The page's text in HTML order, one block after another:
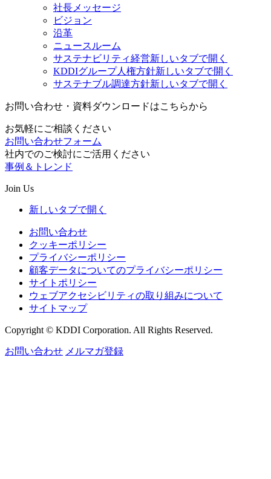
社長メッセージ
ビジョン
沿革
ニュースルーム
サステナビリティ経営新しいタブで開く
KDDIグループ人権方針新しいタブで開く
サステナブル調達方針新しいタブで開く
お問い合わせ・資料ダウンロードはこちらから
お気軽にご相談ください
お問い合わせフォーム
社内でのご検討にご活用ください
事例＆トレンド
Join Us
新しいタブで開く
お問い合わせ
クッキーポリシー
プライバシーポリシー
顧客データについてのプライバシーポリシー
サイトポリシー
ウェブアクセシビリティの取り組みについて
サイトマップ
Copyright © KDDI Corporation. All Rights Reserved.
お問い合わせ メルマガ登録